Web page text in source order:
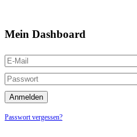
Mein Dashboard
Passwort vergessen?